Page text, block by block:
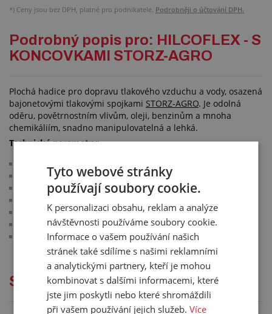
*) Ceny jsou bez DPH, platné pro podnikatele. Podrobněji o účtování DPH.
Podrobný popis pro: HILCOFLEX - S
KONCOVKAMI STORZ-AGRO
Plochá hadice pro dopravu tlakového vzduchu a vody, osazená
bajonetovými tlakovými spojkami STORZ-AGRO. Je odolná
oděru, povětrnostním vlivům, oleji, benzinům a mnoha
chemikáliím, snadno manipulovatelná a lehká.
Technické parametry:
duše: černá, hladká, NBR/PVC
výztuž: syntetická příze
bez spirály
pracovní tlak: 16 bar
poruchový tlak: 50 bar
pracovní teplota: -20 °C/+80 °C (krátkodobě +100 °C)
Služby
Tyto webové stránky
používají soubory cookie.
K personalizaci obsahu, reklam a analýze
návštěvnosti používáme soubory cookie.
Informace o vašem používání našich
stránek také sdílíme s našimi reklamními
a analytickými partnery, kteří je mohou
kombinovat s dalšími informacemi, které
jste jim poskytli nebo které shromáždili
při vašem používání jejich služeb.Více